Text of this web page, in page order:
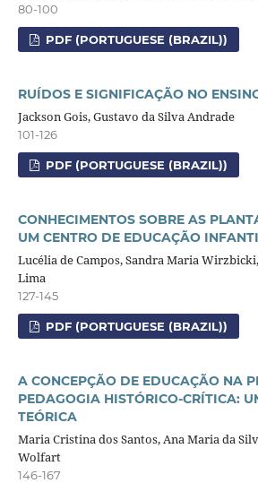
80-100
PDF (PORTUGUESE (BRAZIL))
RUÍDOS E SIGNIFICAÇÃO NO
Jackson Gois, Gustavo da Silva Andrade
101-126
PDF (PORTUGUESE (BRAZIL))
CONHECIMENTOS SOBRE AS
UM CENTRO DE EDUCAÇÃO
Lucélia de Campos, Sandra Maria
Lima
127-145
PDF (PORTUGUESE (BRAZIL))
A CONCEPÇÃO DE EDUCAÇÃO NA
PEDAGOGIA HISTÓRICO-CRÍTICA:
TEÓRICA
Maria Cristina dos Santos, Ana Maria da
Wolfart
146-167